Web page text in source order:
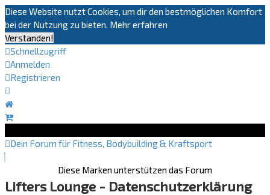
Diese Website nutzt Cookies, um dir den bestmöglichen Komfort
bei der Nutzung zu bieten. Mehr erfahren
Verstanden!
Schnellzugriff
Anmelden
Registrieren
Dein Forum für Fitness, Bodybuilding & Kraftsport
Diese Marken unterstützen das Forum
Lifters Lounge - Datenschutzerklärung